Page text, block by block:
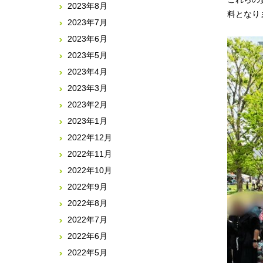
料となり
2023年8月
2023年7月
2023年6月
2023年5月
2023年4月
2023年3月
2023年2月
2023年1月
2022年12月
2022年11月
2022年10月
2022年9月
2022年8月
2022年7月
2022年6月
2022年5月